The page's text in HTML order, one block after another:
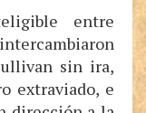
entre
sin ira,
extraviado, e